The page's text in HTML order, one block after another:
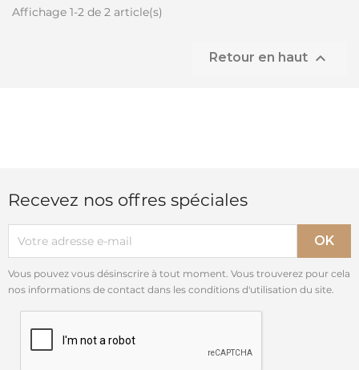
Affichage 1-2 de 2 article(s)
Retour en haut 
Recevez nos offres spéciales
Vous pouvez vous désinscrire à tout moment. Vous trouverez pour cela
nos informations de contact dans les conditions d'utilisation du site.